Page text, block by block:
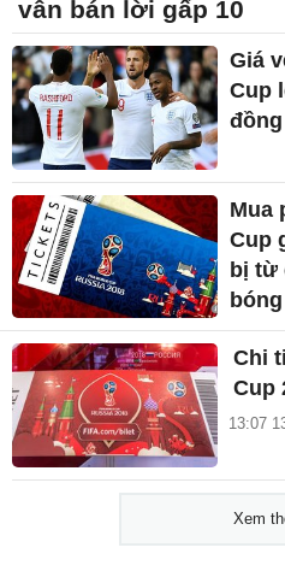
vẫn bán lời gấp 10
Giá
Cup
đồng
Mua
Cup
bị từ
bóng
Chi
Cup
13:07
Xem